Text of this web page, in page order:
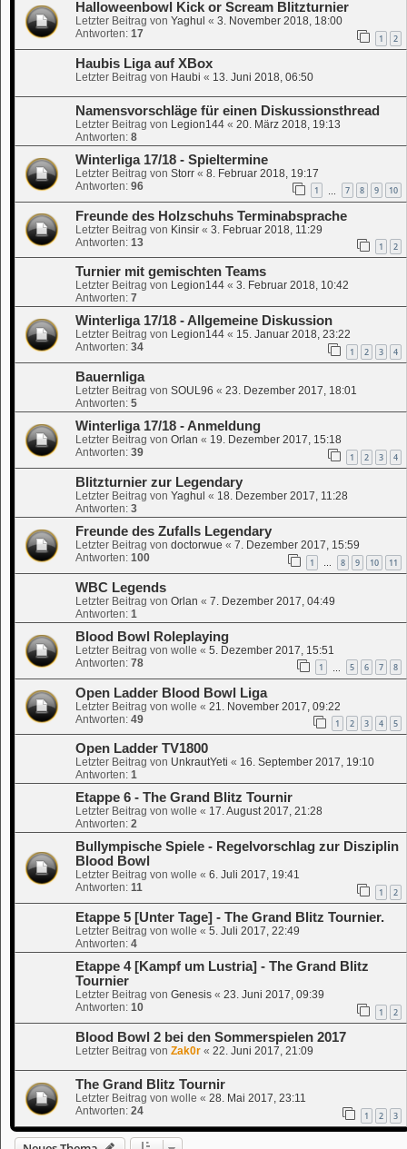
Halloweenbowl Kick or Scream Blitzturnier
Letzter Beitrag von Yaghul « 3. November 2018, 18:00
Antworten: 17 1 2
Haubis Liga auf XBox
Letzter Beitrag von Haubi « 13. Juni 2018, 06:50
Namensvorschläge für einen Diskussionsthread
Letzter Beitrag von Legion144 « 20. März 2018, 19:13
Antworten: 8
Winterliga 17/18 - Spieltermine
Letzter Beitrag von Storr « 8. Februar 2018, 19:17
Antworten: 96 1 7 8 9 10
Freunde des Holzschuhs Terminabsprache
Letzter Beitrag von Kinsir « 3. Februar 2018, 11:29
Antworten: 13 1 2
Turnier mit gemischten Teams
Letzter Beitrag von Legion144 « 3. Februar 2018, 10:42
Antworten: 7
Winterliga 17/18 - Allgemeine Diskussion
Letzter Beitrag von Legion144 « 15. Januar 2018, 23:22
Antworten: 34 1 2 3 4
Bauernliga
Letzter Beitrag von SOUL96 « 23. Dezember 2017, 18:01
Antworten: 5
Winterliga 17/18 - Anmeldung
Letzter Beitrag von Orlan « 19. Dezember 2017, 15:18
Antworten: 39 1 2 3 4
Blitzturnier zur Legendary
Letzter Beitrag von Yaghul « 18. Dezember 2017, 11:28
Antworten: 3
Freunde des Zufalls Legendary
Letzter Beitrag von doctorwue « 7. Dezember 2017, 15:59
Antworten: 100 1 8 9 10 11
WBC Legends
Letzter Beitrag von Orlan « 7. Dezember 2017, 04:49
Antworten: 1
Blood Bowl Roleplaying
Letzter Beitrag von wolle « 5. Dezember 2017, 15:51
Antworten: 78 1 5 6 7 8
Open Ladder Blood Bowl Liga
Letzter Beitrag von wolle « 21. November 2017, 09:22
Antworten: 49 1 2 3 4 5
Open Ladder TV1800
Letzter Beitrag von UnkrautYeti « 16. September 2017, 19:10
Antworten: 1
Etappe 6 - The Grand Blitz Tournir
Letzter Beitrag von wolle « 17. August 2017, 21:28
Antworten: 2
Bullympische Spiele - Regelvorschlag zur Disziplin
Blood Bowl
Letzter Beitrag von wolle « 6. Juli 2017, 19:41
Antworten: 11 1 2
Etappe 5 [Unter Tage] - The Grand Blitz Tournier.
Letzter Beitrag von wolle « 5. Juli 2017, 22:49
Antworten: 4
Etappe 4 [Kampf um Lustria] - The Grand Blitz
Tournier
Letzter Beitrag von Genesis « 23. Juni 2017, 09:39
Antworten: 10 1 2
Blood Bowl 2 bei den Sommerspielen 2017
Letzter Beitrag von Zak0r « 22. Juni 2017, 21:09
The Grand Blitz Tournir
Letzter Beitrag von wolle « 28. Mai 2017, 23:11
Antworten: 24 1 2 3